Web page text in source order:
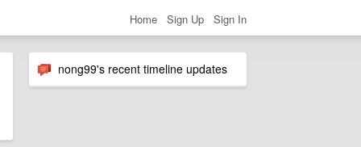
Home Sign Up Sign In
nong99's recent timeline updates